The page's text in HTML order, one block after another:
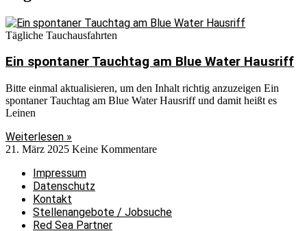
Tägliche Tauchausfahrten
Ein spontaner Tauchtag am Blue Water Hausriff
Bitte einmal aktualisieren, um den Inhalt richtig anzuzeigen Ein
spontaner Tauchtag am Blue Water Hausriff und damit heißt es
Leinen
Weiterlesen »
21. März 2025 Keine Kommentare
Impressum
Datenschutz
Kontakt
Stellenangebote / Jobsuche
Red Sea Partner